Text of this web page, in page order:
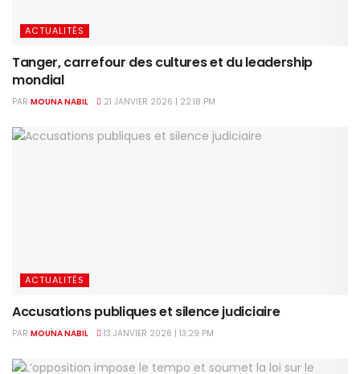
ACTUALITÉS
Tanger, carrefour des cultures et du leadership
mondial
PAR MOUNA NABIL 21 JANVIER 2026 | 22:18 PM
ACTUALITÉS
Accusations publiques et silence judiciaire
PAR MOUNA NABIL 13 JANVIER 2026 | 13:29 PM